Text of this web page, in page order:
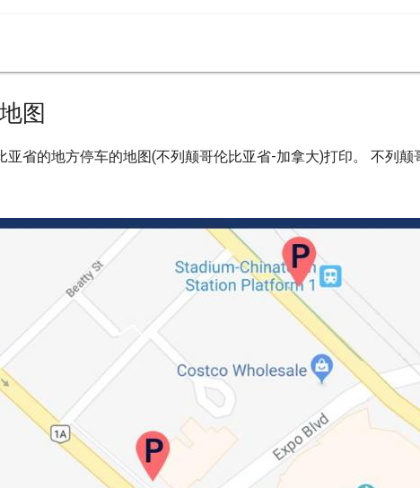
图
省的地方停车的地图(不列颠哥伦比亚省-加拿大)打印。 不列